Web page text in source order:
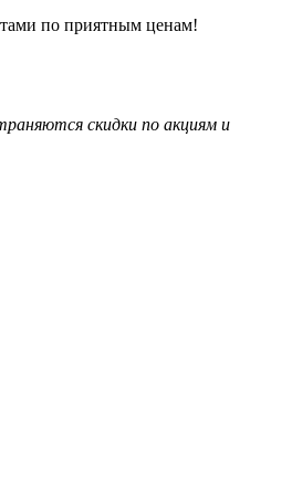
по приятным ценам!
скидки по акциям и